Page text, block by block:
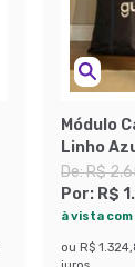
Módulo
Linho
De:R$
Por: R$
à vista com
ou R$